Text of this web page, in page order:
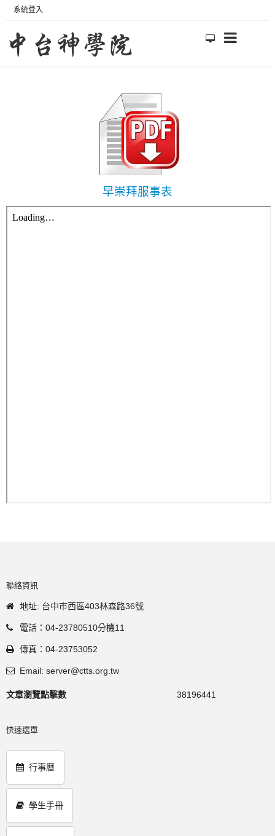
系統登入
早崇拜服事表
聯絡資訊
地址: 台中市西區403林森路36號
電話：04-23780510分機11
傳真：04-23753052
Email: server@ctts.org.tw
文章瀏覽點擊數 38196441
快速選單
行事曆
學生手冊